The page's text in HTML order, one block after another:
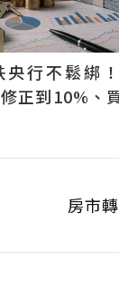
央行不鬆綁
正到10%、
房市